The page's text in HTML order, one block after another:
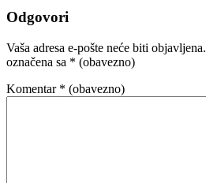
Odgovori
Vaša adresa e-pošte neće biti objavljena.
označena sa * (obavezno)
Komentar * (obavezno)